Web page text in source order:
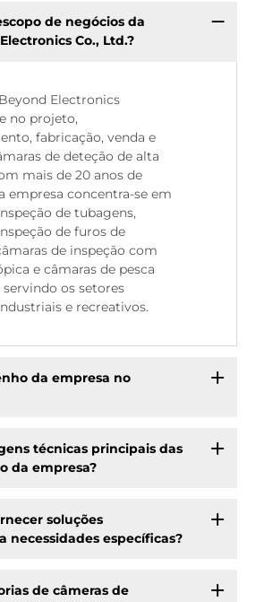
de negócios da
Co., Ltd.?
Electronics
no projeto,
fabricação, venda e
de deteção de alta
mais de 20 anos de
empresa concentra-se em
de tubagens,
de furos de
de inspeção com
e câmaras de pesca
os setores
e recreativos.
da empresa no
técnicas principais das
da empresa?
soluções
necessidades específicas?
de câmeras de